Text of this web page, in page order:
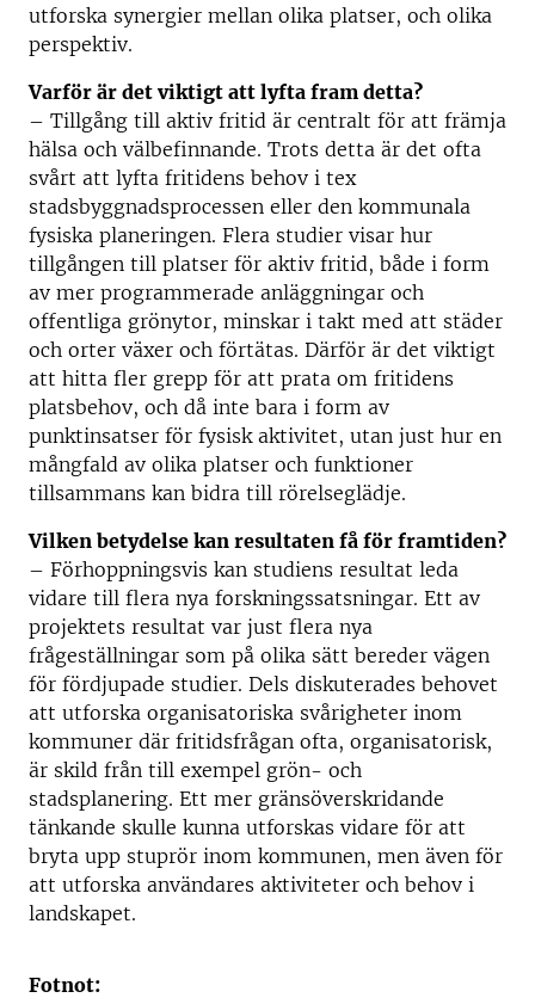
utforska synergier mellan olika platser, och olika
perspektiv.
Varför är det viktigt att lyfta fram detta?
– Tillgång till aktiv fritid är centralt för att främja
hälsa och välbefinnande. Trots detta är det ofta
svårt att lyfta fritidens behov i tex
stadsbyggnadsprocessen eller den kommunala
fysiska planeringen. Flera studier visar hur
tillgången till platser för aktiv fritid, både i form
av mer programmerade anläggningar och
offentliga grönytor, minskar i takt med att städer
och orter växer och förtätas. Därför är det viktigt
att hitta fler grepp för att prata om fritidens
platsbehov, och då inte bara i form av
punktinsatser för fysisk aktivitet, utan just hur en
mångfald av olika platser och funktioner
tillsammans kan bidra till rörelseglädje.
Vilken betydelse kan resultaten få för framtiden?
– Förhoppningsvis kan studiens resultat leda
vidare till flera nya forskningssatsningar. Ett av
projektets resultat var just flera nya
frågeställningar som på olika sätt bereder vägen
för fördjupade studier. Dels diskuterades behovet
att utforska organisatoriska svårigheter inom
kommuner där fritidsfrågan ofta, organisatorisk,
är skild från till exempel grön- och
stadsplanering. Ett mer gränsöverskridande
tänkande skulle kunna utforskas vidare för att
bryta upp stuprör inom kommunen, men även för
att utforska användares aktiviteter och behov i
landskapet.
Fotnot: